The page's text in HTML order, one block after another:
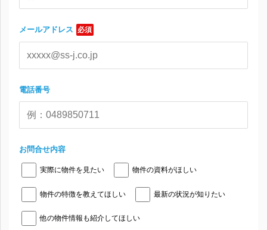
メールアドレス 必須
電話番号
お問合せ内容
実際に物件を見たい 物件の資料がほしい
物件の特徴を教えてほしい 最新の状況が知りたい
他の物件情報も紹介してほしい